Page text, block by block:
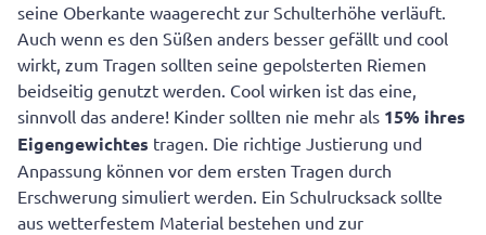
seine Oberkante waagerecht zur Schulterhöhe verläuft.
Auch wenn es den Süßen anders besser gefällt und cool
wirkt, zum Tragen sollten seine gepolsterten Riemen
beidseitig genutzt werden. Cool wirken ist das eine,
sinnvoll das andere! Kinder sollten nie mehr als 15% ihres
Eigengewichtes tragen. Die richtige Justierung und
Anpassung können vor dem ersten Tragen durch
Erschwerung simuliert werden. Ein Schulrucksack sollte
aus wetterfestem Material bestehen und zur